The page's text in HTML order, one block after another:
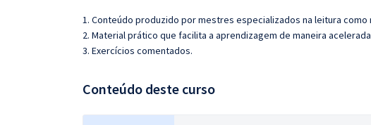
1. Conteúdo produzido por mestres especializados na leitura
2. Material prático que facilita a aprendizagem de maneira
3. Exercícios comentados.
Conteúdo deste curso